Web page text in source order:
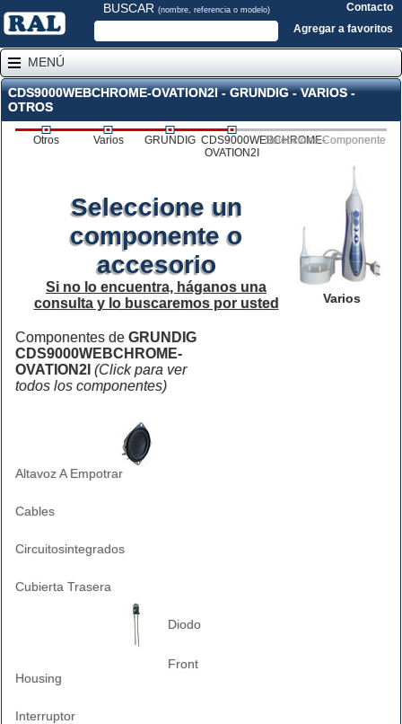
BUSCAR (nombre, referencia o modelo)
Contacto
Agregar a favoritos
MENÚ
CDS9000WEBCHROME-OVATION2I - GRUNDIG - VARIOS -
OTROS
Otros Varios GRUNDIG CDS9000WEBCHROME-
OVATION2I
Seleccione Componente
Varios
Seleccione un
componente o
accesorio
Si no lo encuentra, háganos una
consulta y lo buscaremos por usted
Componentes de GRUNDIG
CDS9000WEBCHROME-
OVATION2I (Click para ver
todos los componentes)
Altavoz A Empotrar
Cables
Circuitosintegrados
Cubierta Trasera
Diodo
Front
Housing
Interruptor